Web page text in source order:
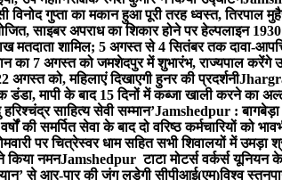
विनोद गुप्ता का मकान हुआ पूरी तरह ध्वस्त, तिरपाल
साइबर अपराध का शिकार होने पर हेल्पलाइन
मतदाता शामिल; 5 अगस्त से 4 सितंबर तक दावा-
का 7 अगस्त को जमशेदपुर में शुभारंभ, राज्यपाल करेंगे
अगस्त को, महिलाएं दिखाएगी हुनर की प्रदर्शनी
मापी के बाद 15 दिनों में कब्जा खाली करने का
साहित्य सेवी सम्मान’Jamshedpur :
समर्पित सेवा के बाद दो वरिष्ठ कर्मचारियों को
पर चित्रेस्वर धाम सहित सभी शिवालयों में
किया नमनJamshedpur टाटा मोटर्स वर्कर्स
से आर-पार की जंग लड़ेगी सीपीआई(एम)विश्व